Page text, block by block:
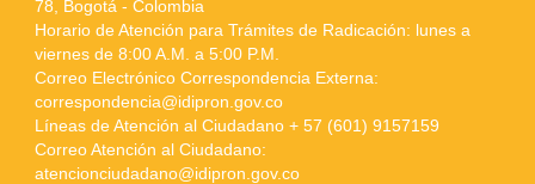
78, Bogotá - Colombia
Horario de Atención para Trámites de Radicación: lunes a
viernes de 8:00 A.M. a 5:00 P.M.
Correo Electrónico Correspondencia Externa:
correspondencia@idipron.gov.co
Líneas de Atención al Ciudadano + 57 (601) 9157159
Correo Atención al Ciudadano:
atencionciudadano@idipron.gov.co